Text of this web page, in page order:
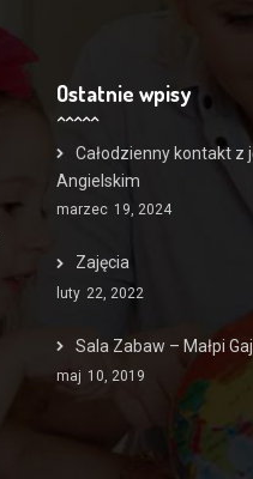
Ostatnie wpisy
Całodzienny kontakt z
Angielskim
marzec 19, 2024
Zajęcia
luty 22, 2022
Sala Zabaw – Małpi Gaj
maj 10, 2019